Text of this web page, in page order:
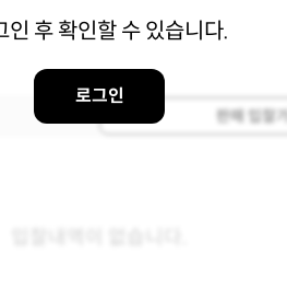
인 후 확인할 수 있습니다.
로그인
판매 입찰가